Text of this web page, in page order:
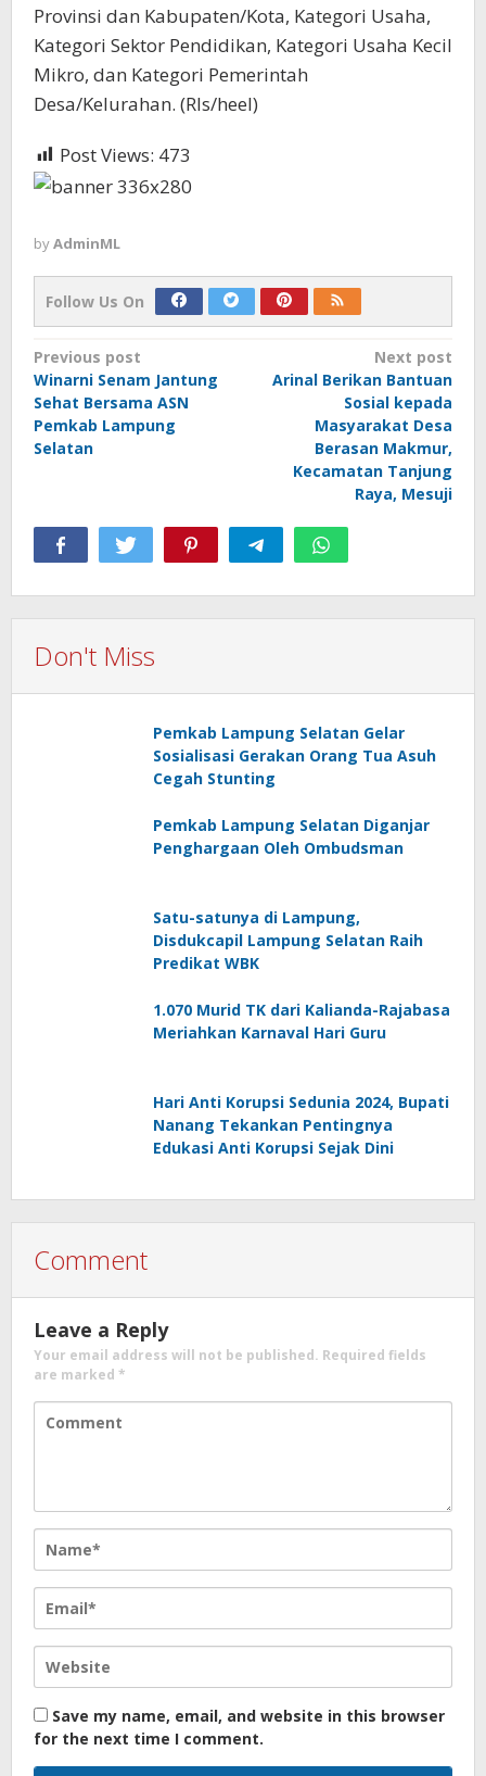
Provinsi dan Kabupaten/Kota, Kategori Usaha,
Kategori Sektor Pendidikan, Kategori Usaha Kecil
Mikro, dan Kategori Pemerintah
Desa/Kelurahan. (Rls/heel)
Post Views: 473
byAdminML
Follow Us On
Post
navigation
Previous post
Winarni Senam Jantung
Sehat Bersama ASN
Pemkab Lampung
Selatan
Next post
Arinal Berikan Bantuan
Sosial kepada
Masyarakat Desa
Berasan Makmur,
Kecamatan Tanjung
Raya, Mesuji
Don't Miss
Pemkab Lampung Selatan Gelar
Sosialisasi Gerakan Orang Tua Asuh
Cegah Stunting
Pemkab Lampung Selatan Diganjar
Penghargaan Oleh Ombudsman
Satu-satunya di Lampung,
Disdukcapil Lampung Selatan Raih
Predikat WBK
1.070 Murid TK dari Kalianda-Rajabasa
Meriahkan Karnaval Hari Guru
Hari Anti Korupsi Sedunia 2024, Bupati
Nanang Tekankan Pentingnya
Edukasi Anti Korupsi Sejak Dini
Comment
Leave a Reply
Your email address will not be published. Required fields
are marked *
Save my name, email, and website in this browser
for the next time I comment.